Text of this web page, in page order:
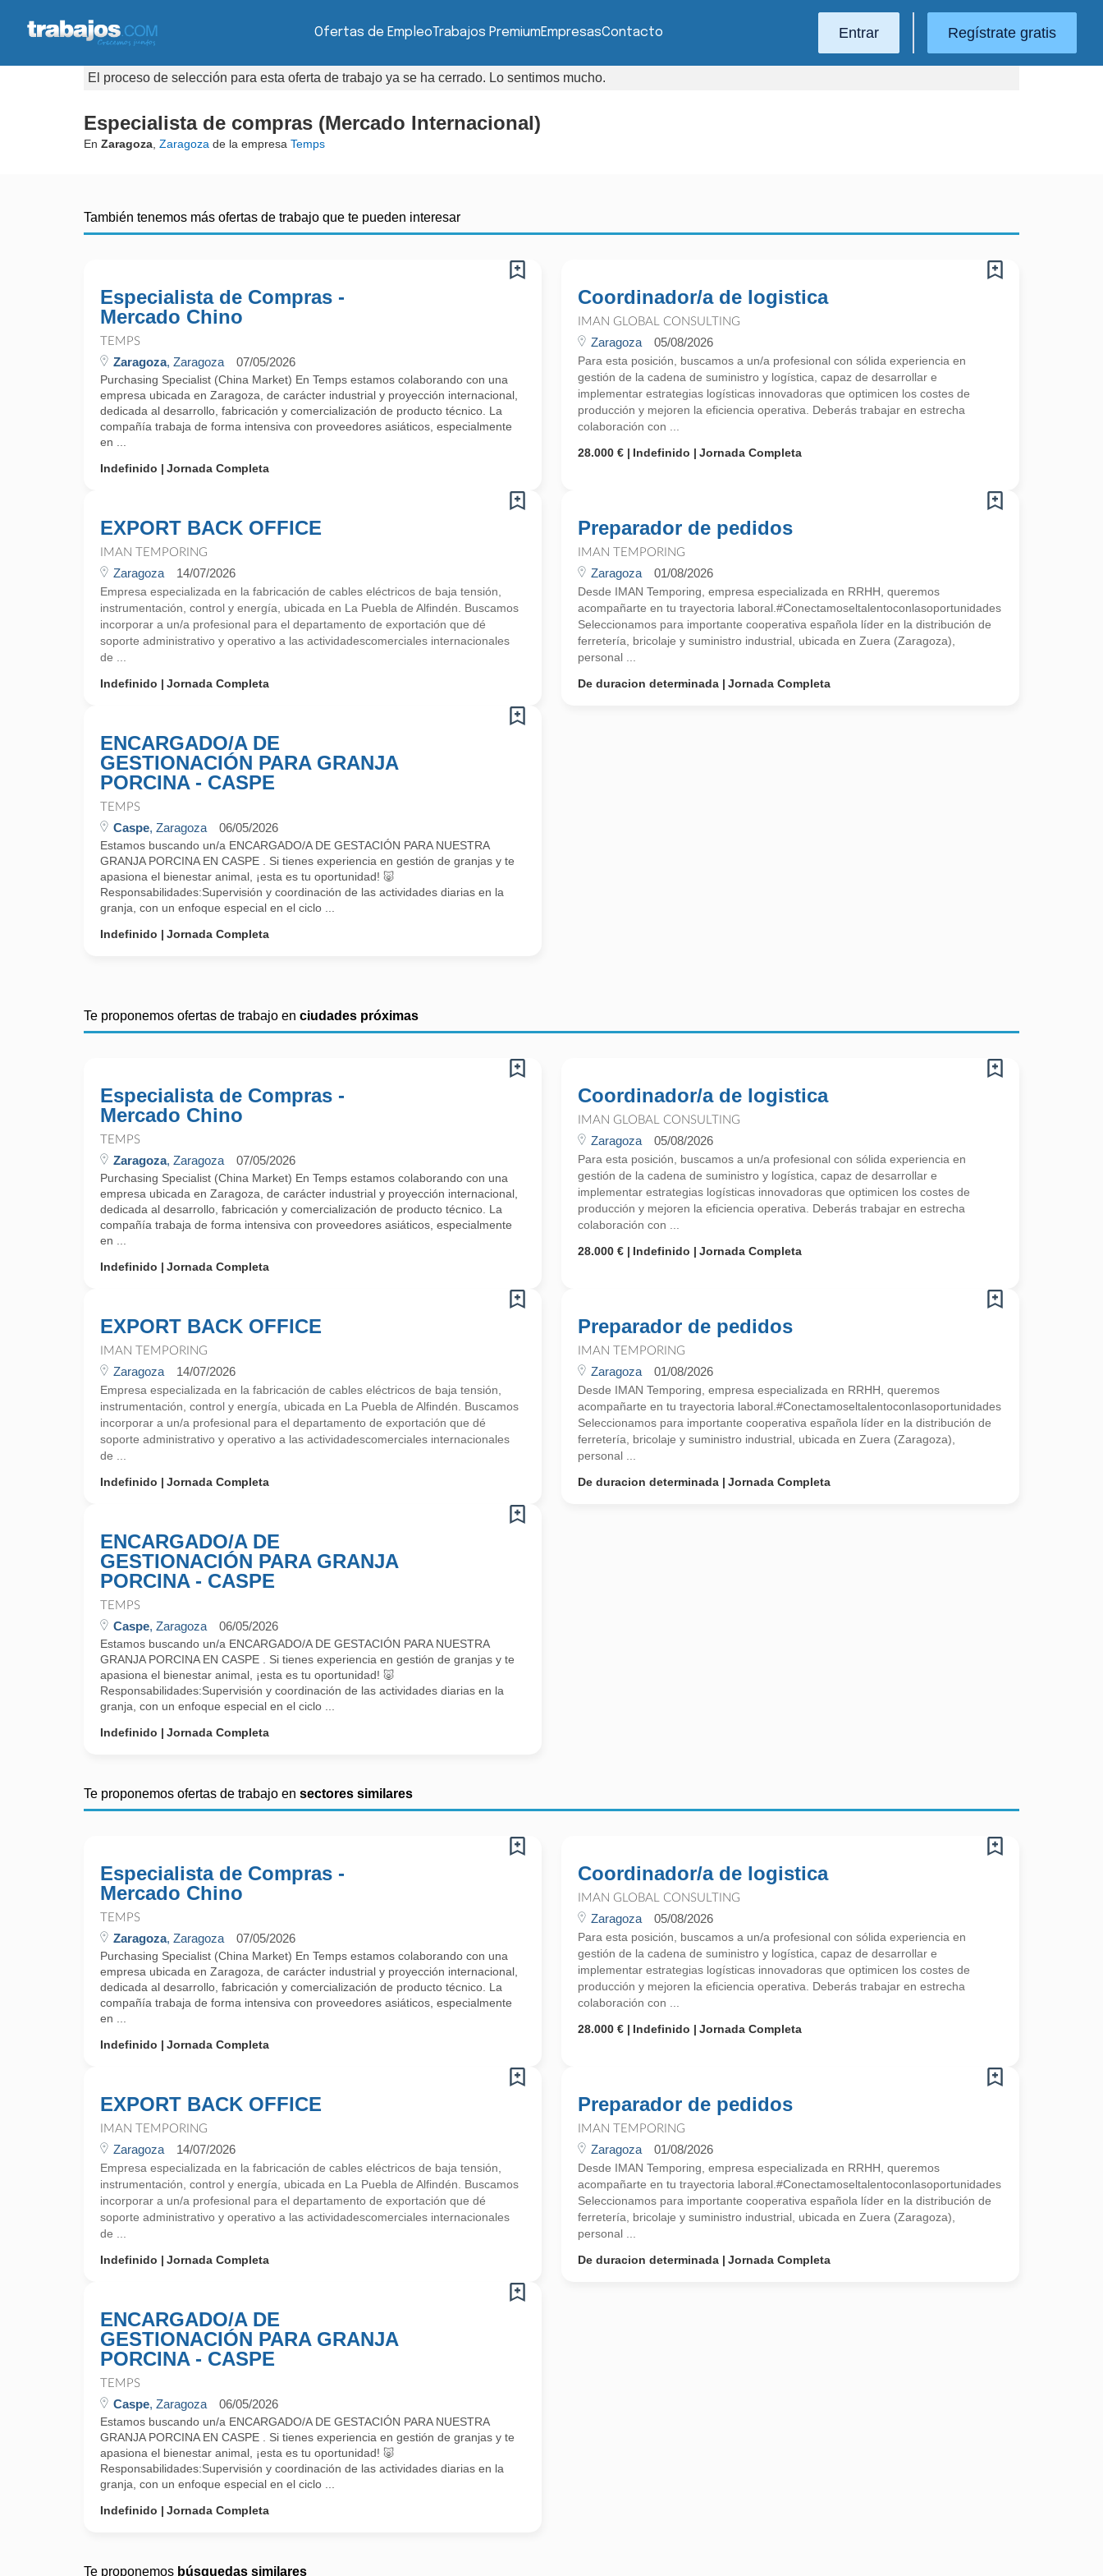
Ofertas de EmpleoTrabajos PremiumEmpresasContacto Entrar Regístrate gratis
El proceso de selección para esta oferta de trabajo ya se ha cerrado. Lo sentimos mucho.
Especialista de compras (Mercado Internacional)
En Zaragoza Zaragoza de la empresa Temps
También tenemos más ofertas de trabajo que te pueden interesar
Especialista de Compras -
Mercado Chino
TEMPS
Zaragoza, Zaragoza 07/05/2026
Purchasing Specialist (China Market) En Temps estamos colaborando con una
empresa ubicada en Zaragoza, de carácter industrial y proyección internacional,
dedicada al desarrollo, fabricación y comercialización de producto técnico. La
compañía trabaja de forma intensiva con proveedores asiáticos, especialmente
en ...
Indefinido
Jornada Completa
Coordinador/a de logistica
IMAN GLOBAL CONSULTING
Zaragoza 05/08/2026
Para esta posición, buscamos a un/a profesional con sólida experiencia en
gestión de la cadena de suministro y logística, capaz de desarrollar e
implementar estrategias logísticas innovadoras que optimicen los costes de
producción y mejoren la eficiencia operativa. Deberás trabajar en estrecha
colaboración con ...
28.000 €
Indefinido Jornada Completa
EXPORT BACK OFFICE
IMAN TEMPORING
Zaragoza 14/07/2026
Empresa especializada en la fabricación de cables eléctricos de baja tensión,
instrumentación, control y energía, ubicada en La Puebla de Alfindén. Buscamos
incorporar a un/a profesional para el departamento de exportación que dé
soporte administrativo y operativo a las actividadescomerciales internacionales
de ...
Indefinido
Jornada Completa
Preparador de pedidos
IMAN TEMPORING
Zaragoza 01/08/2026
Desde IMAN Temporing, empresa especializada en RRHH, queremos
acompañarte en tu trayectoria laboral.#Conectamoseltalentoconlasoportunidades
Seleccionamos para importante cooperativa española líder en la distribución de
ferretería, bricolaje y suministro industrial, ubicada en Zuera (Zaragoza),
personal ...
De duracion determinada
Jornada Completa
ENCARGADO/A DE
GESTIONACIÓN PARA GRANJA
PORCINA - CASPE
TEMPS
Caspe, Zaragoza 06/05/2026
Estamos buscando un/a ENCARGADO/A DE GESTACIÓN PARA NUESTRA
GRANJA PORCINA EN CASPE . Si tienes experiencia en gestión de granjas y te
apasiona el bienestar animal, ¡esta es tu oportunidad! 🐷
Responsabilidades:Supervisión y coordinación de las actividades diarias en la
granja, con un enfoque especial en el ciclo ...
Indefinido
Jornada Completa
Te proponemos ofertas de trabajo en ciudades próximas
Especialista de Compras -
Mercado Chino
TEMPS
Zaragoza, Zaragoza 07/05/2026
Purchasing Specialist (China Market) En Temps estamos colaborando con una
empresa ubicada en Zaragoza, de carácter industrial y proyección internacional,
dedicada al desarrollo, fabricación y comercialización de producto técnico. La
compañía trabaja de forma intensiva con proveedores asiáticos, especialmente
en ...
Indefinido
Jornada Completa
Coordinador/a de logistica
IMAN GLOBAL CONSULTING
Zaragoza 05/08/2026
Para esta posición, buscamos a un/a profesional con sólida experiencia en
gestión de la cadena de suministro y logística, capaz de desarrollar e
implementar estrategias logísticas innovadoras que optimicen los costes de
producción y mejoren la eficiencia operativa. Deberás trabajar en estrecha
colaboración con ...
28.000 €
Indefinido Jornada Completa
EXPORT BACK OFFICE
IMAN TEMPORING
Zaragoza 14/07/2026
Empresa especializada en la fabricación de cables eléctricos de baja tensión,
instrumentación, control y energía, ubicada en La Puebla de Alfindén. Buscamos
incorporar a un/a profesional para el departamento de exportación que dé
soporte administrativo y operativo a las actividadescomerciales internacionales
de ...
Indefinido
Jornada Completa
Preparador de pedidos
IMAN TEMPORING
Zaragoza 01/08/2026
Desde IMAN Temporing, empresa especializada en RRHH, queremos
acompañarte en tu trayectoria laboral.#Conectamoseltalentoconlasoportunidades
Seleccionamos para importante cooperativa española líder en la distribución de
ferretería, bricolaje y suministro industrial, ubicada en Zuera (Zaragoza),
personal ...
De duracion determinada
Jornada Completa
ENCARGADO/A DE
GESTIONACIÓN PARA GRANJA
PORCINA - CASPE
TEMPS
Caspe, Zaragoza 06/05/2026
Estamos buscando un/a ENCARGADO/A DE GESTACIÓN PARA NUESTRA
GRANJA PORCINA EN CASPE . Si tienes experiencia en gestión de granjas y te
apasiona el bienestar animal, ¡esta es tu oportunidad! 🐷
Responsabilidades:Supervisión y coordinación de las actividades diarias en la
granja, con un enfoque especial en el ciclo ...
Indefinido
Jornada Completa
Te proponemos ofertas de trabajo en sectores similares
Especialista de Compras -
Mercado Chino
TEMPS
Zaragoza, Zaragoza 07/05/2026
Purchasing Specialist (China Market) En Temps estamos colaborando con una
empresa ubicada en Zaragoza, de carácter industrial y proyección internacional,
dedicada al desarrollo, fabricación y comercialización de producto técnico. La
compañía trabaja de forma intensiva con proveedores asiáticos, especialmente
en ...
Indefinido
Jornada Completa
Coordinador/a de logistica
IMAN GLOBAL CONSULTING
Zaragoza 05/08/2026
Para esta posición, buscamos a un/a profesional con sólida experiencia en
gestión de la cadena de suministro y logística, capaz de desarrollar e
implementar estrategias logísticas innovadoras que optimicen los costes de
producción y mejoren la eficiencia operativa. Deberás trabajar en estrecha
colaboración con ...
28.000 €
Indefinido Jornada Completa
EXPORT BACK OFFICE
IMAN TEMPORING
Zaragoza 14/07/2026
Empresa especializada en la fabricación de cables eléctricos de baja tensión,
instrumentación, control y energía, ubicada en La Puebla de Alfindén. Buscamos
incorporar a un/a profesional para el departamento de exportación que dé
soporte administrativo y operativo a las actividadescomerciales internacionales
de ...
Indefinido
Jornada Completa
Preparador de pedidos
IMAN TEMPORING
Zaragoza 01/08/2026
Desde IMAN Temporing, empresa especializada en RRHH, queremos
acompañarte en tu trayectoria laboral.#Conectamoseltalentoconlasoportunidades
Seleccionamos para importante cooperativa española líder en la distribución de
ferretería, bricolaje y suministro industrial, ubicada en Zuera (Zaragoza),
personal ...
De duracion determinada
Jornada Completa
ENCARGADO/A DE
GESTIONACIÓN PARA GRANJA
PORCINA - CASPE
TEMPS
Caspe, Zaragoza 06/05/2026
Estamos buscando un/a ENCARGADO/A DE GESTACIÓN PARA NUESTRA
GRANJA PORCINA EN CASPE . Si tienes experiencia en gestión de granjas y te
apasiona el bienestar animal, ¡esta es tu oportunidad! 🐷
Responsabilidades:Supervisión y coordinación de las actividades diarias en la
granja, con un enfoque especial en el ciclo ...
Indefinido
Jornada Completa
Te proponemos búsquedas similares